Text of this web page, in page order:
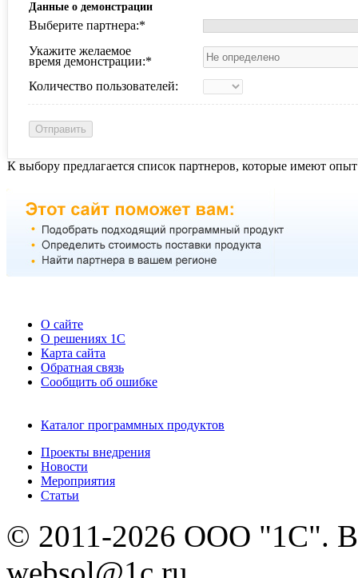
Данные о демонстрации
Выберите партнера:*
Укажите желаемое
время демонстрации:*
Количество пользователей:
К выбору предлагается список партнеров, которые имеют
О сайте
О решениях 1С
Карта сайта
Обратная связь
Сообщить об ошибке
Каталог программных продуктов
Проекты внедрения
Новости
Мероприятия
Статьи
© 2011-2026 ООО "1С".